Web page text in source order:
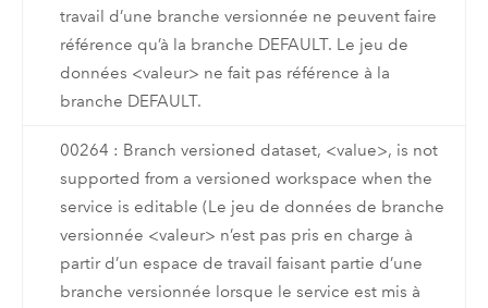
travail d’une branche versionnée ne peuvent faire
référence qu’à la branche DEFAULT. Le jeu de
données <valeur> ne fait pas référence à la
branche DEFAULT.
00264 : Branch versioned dataset, <value>, is not
supported from a versioned workspace when the
service is editable (Le jeu de données de branche
versionnée <valeur> n’est pas pris en charge à
partir d’un espace de travail faisant partie d’une
branche versionnée lorsque le service est mis à